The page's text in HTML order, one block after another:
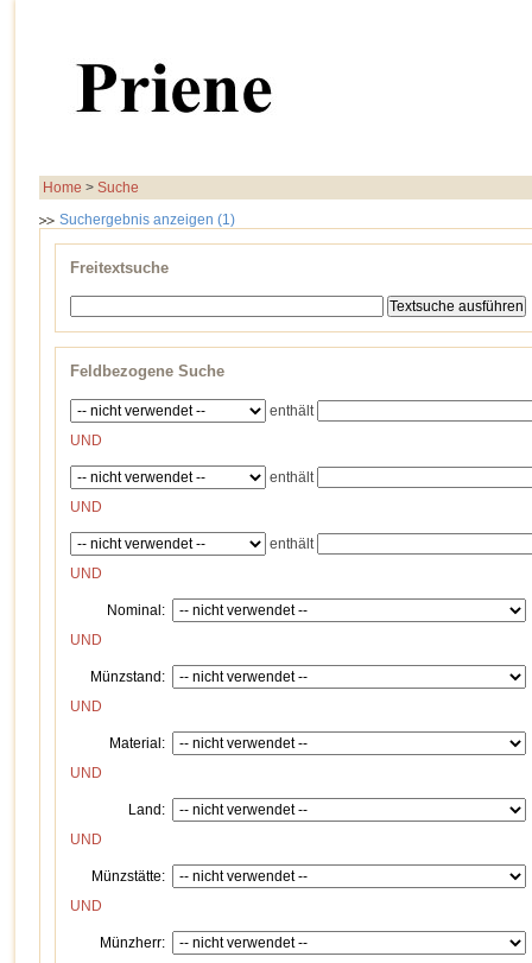
Home > Suche
Suchergebnis anzeigen (1)
Freitextsuche
Feldbezogene Suche
enthält
UND
enthält
UND
enthält
UND
Nominal:
UND
Münzstand:
UND
Material:
UND
Land:
UND
Münzstätte:
UND
Münzherr: